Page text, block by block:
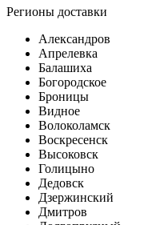
Регионы доставки
Александров
Апрелевка
Балашиха
Богородское
Броницы
Видное
Волоколамск
Воскресенск
Высоковск
Голицыно
Дедовск
Дзержинский
Дмитров